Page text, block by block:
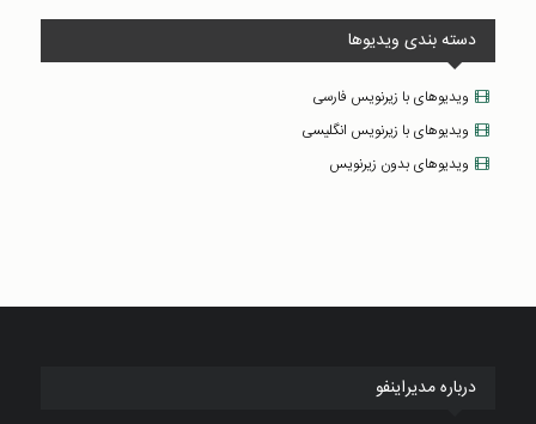
دسته بندی ویدیوها
ویدیوهای با زیرنویس فارسی
ویدیوهای با زیرنویس انگلیسی
ویدیوهای بدون زیرنویس
درباره مدیراینفو